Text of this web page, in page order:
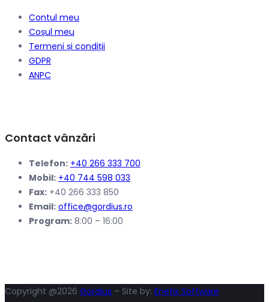
Contul meu
Coșul meu
Termeni și condiții
GDPR
ANPC
Contact vânzări
Telefon: +40 266 333 700
Mobil: +40 744 598 033
Fax: +40 266 333 850
Email: office@gordius.ro
Program: 8:00 – 16:00
Copyright @2026 Gordius – Site by: Enetix Software